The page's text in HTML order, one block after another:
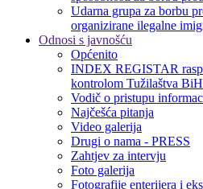
Udarna grupa za borbu
organizirane ilegalne
Odnosi s javnošću
Općenito
INDEX REGISTAR
kontrolom Tužilaštva BiH
Vodič o pristupu
Najčešća pitanja
Video galerija
Drugi o nama - PRESS
Zahtjev za intervju
Foto galerija
Fotografije enterijera i